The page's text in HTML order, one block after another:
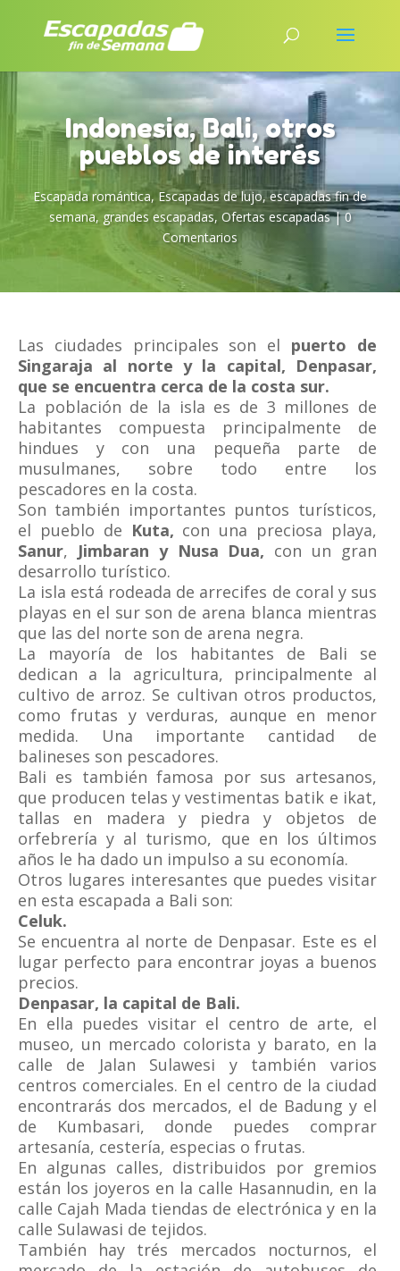
Indonesia, Bali, otros
pueblos de interés
Escapada romántica, Escapadas de lujo,escapadas fin de
semana, grandes escapadas, Ofertas escapadas|0
Comentarios
Las ciudades principales son el puerto de
Singaraja al norte y la capital, Denpasar,
que se encuentra cerca de la costa sur.
La población de la isla es de 3 millones de
habitantes compuesta principalmente de
hindues y con una pequeña parte de
musulmanes, sobre todo entre los
pescadores en la costa.
Son también importantes puntos turísticos,
el pueblo de Kuta, con una preciosa playa,
Sanur, Jimbaran y Nusa Dua, con un gran
desarrollo turístico.
La isla está rodeada de arrecifes de coral y sus
playas en el sur son de arena blanca mientras
que las del norte son de arena negra.
La mayoría de los habitantes de Bali se
dedican a la agricultura, principalmente al
cultivo de arroz. Se cultivan otros productos,
como frutas y verduras, aunque en menor
medida. Una importante cantidad de
balineses son pescadores.
Bali es también famosa por sus artesanos,
que producen telas y vestimentas batik e ikat,
tallas en madera y piedra y objetos de
orfebrería y al turismo, que en los últimos
años le ha dado un impulso a su economía.
Otros lugares interesantes que puedes visitar
en esta escapada a Bali son:
Celuk.
Se encuentra al norte de Denpasar. Este es el
lugar perfecto para encontrar joyas a buenos
precios.
Denpasar, la capital de Bali.
En ella puedes visitar el centro de arte, el
museo, un mercado colorista y barato, en la
calle de Jalan Sulawesi y también varios
centros comerciales. En el centro de la ciudad
encontrarás dos mercados, el de Badung y el
de Kumbasari, donde puedes comprar
artesanía, cestería, especias o frutas.
En algunas calles, distribuidos por gremios
están los joyeros en la calle Hasannudin, en la
calle Cajah Mada tiendas de electrónica y en la
calle Sulawasi de tejidos.
También hay trés mercados nocturnos, el